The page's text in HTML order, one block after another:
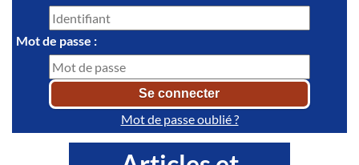
Mot de passe :
Mot de passe oublié ?